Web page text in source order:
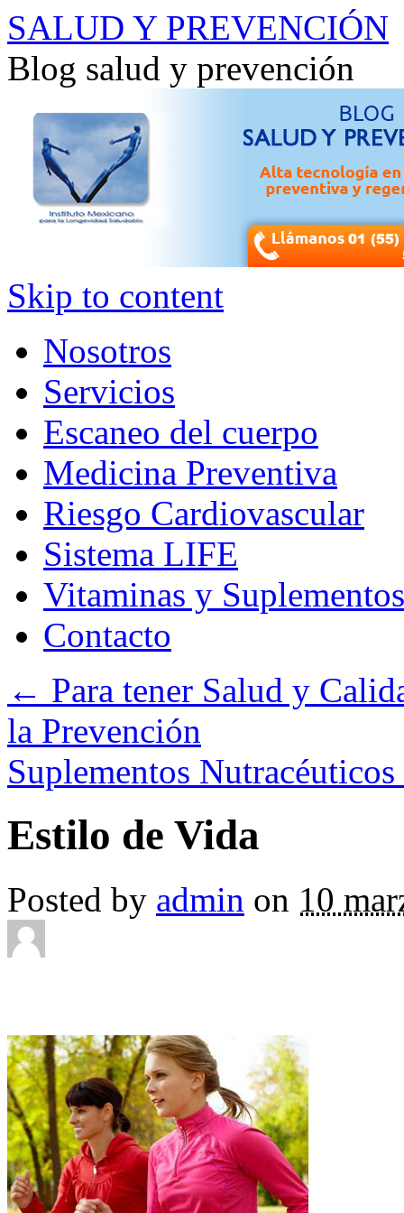
SALUD Y PREVENCIÓN
Blog salud y prevención
Skip to content
Nosotros
Servicios
Escaneo del cuerpo
Medicina Preventiva
Riesgo Cardiovascular
Sistema LIFE
Vitaminas y Suplementos
Contacto
← Para tener Salud y
la Prevención
Suplementos
Estilo de Vida
Posted by admin on 10